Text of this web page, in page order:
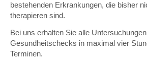
bestehenden Erkrankungen, die bisher
therapieren sind.
Bei uns erhalten Sie alle
Gesundheitschecks in maximal vier
Terminen.